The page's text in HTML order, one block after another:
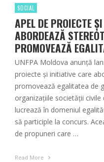
SOCIAL
APEL DE PROIECTE
ABORDEAZĂ
PROMOVEAZĂ
UNFPA Moldova anunță
proiecte și initiative care
promovează egalitatea de
organizațiile societății
lucrează în domeniul
să participle la concurs.
de propuneri care …
Read More